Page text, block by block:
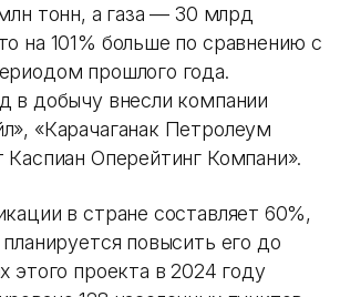
тонн, а газа — 30 млрд
на 101% больше по сравнению с
прошлого года.
в добычу внесли компании
«Карачаганак Петролеум
Оперейтинг Компани».
в стране составляет 60%,
повысить его до
этого проекта в 2024 году